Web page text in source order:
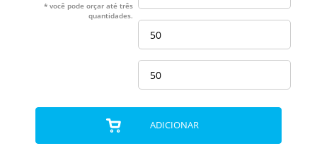
* você pode orçar até três
quantidades.
ADICIONAR